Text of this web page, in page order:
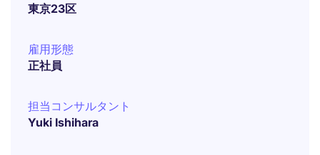
東京23区
雇用形態
正社員
担当コンサルタント
Yuki Ishihara